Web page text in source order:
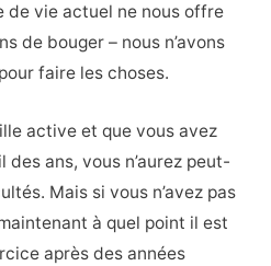
de vie actuel ne nous offre
de bouger – nous n’avons
faire les choses.
active et que vous avez
ans, vous n’aurez peut-
Mais si vous n’avez pas
à quel point il est
après des années